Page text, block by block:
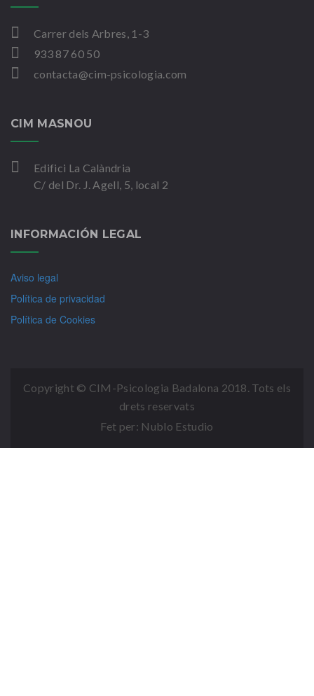
Carrer dels Arbres, 1-3
933 87 60 50
contacta@cim-psicologia.com
CIM MASNOU
Edifici La Calàndria
C/ del Dr. J. Agell, 5, local 2
INFORMACIÓN LEGAL
Aviso legal
Política de privacidad
Política de Cookies
Copyright © CIM-Psicologia Badalona 2018. Tots els
drets reservats
Fet per: Nublo Estudio